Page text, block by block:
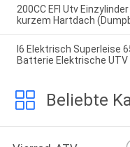
200CC EFI Utv
kurzem Hartdach
I6 Elektrisch Superleise
Batterie Elektrische UTV
Beliebte